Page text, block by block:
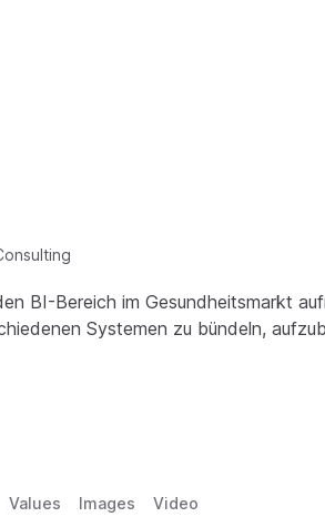
BI-Bereich im Gesundheitsmarkt
Systemen zu bündeln,
Values Images Video